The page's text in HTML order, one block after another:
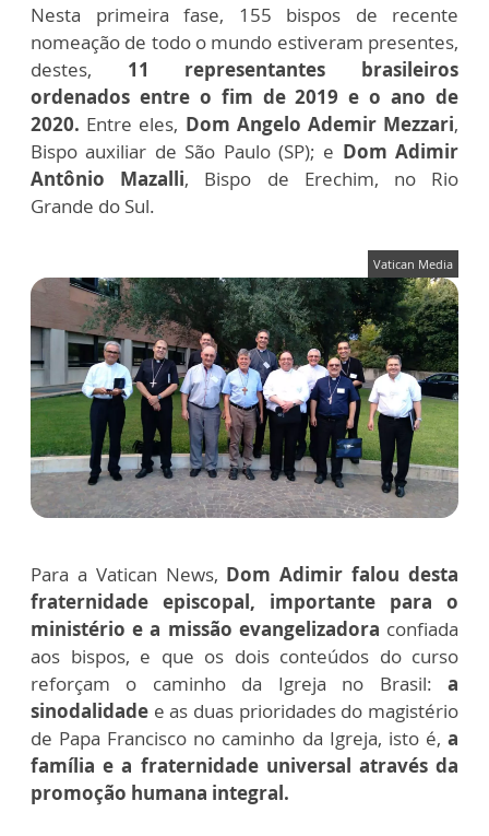
Nesta primeira fase, 155 bispos de recente
nomeação de todo o mundo estiveram presentes,
destes, 11 representantes brasileiros
ordenados entre o fim de 2019 e o ano de
2020. Entre eles, Dom Angelo Ademir Mezzari,
Bispo auxiliar de São Paulo (SP); e Dom Adimir
Antônio Mazalli, Bispo de Erechim, no Rio
Grande do Sul.
Vatican Media
Para a Vatican News, Dom Adimir falou desta
fraternidade episcopal, importante para o
ministério e a missão evangelizadora confiada
aos bispos, e que os dois conteúdos do curso
reforçam o caminho da Igreja no Brasil: a
sinodalidade e as duas prioridades do magistério
de Papa Francisco no caminho da Igreja, isto é, a
família e a fraternidade universal através da
promoção humana integral.